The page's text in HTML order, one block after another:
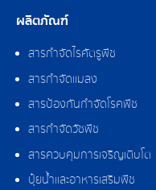
ผลิตภัณฑ์
สารกำจัดไรศัตรูพืช
สารกำจัดแมลง
สารป้องกันกำจัดโรคพืช
สารกำจัดวัชพืช
สารควบคุมการเจริญเติบโต
ปุ๋ยน้ำและอาหารเสริมพืช